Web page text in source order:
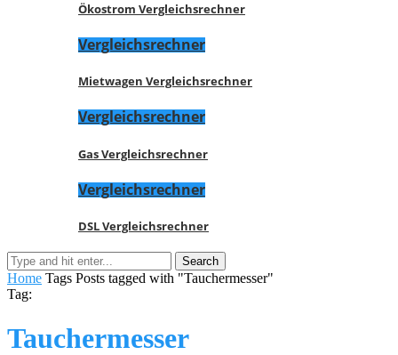
Ökostrom Vergleichsrechner
Vergleichsrechner
Mietwagen Vergleichsrechner
Vergleichsrechner
Gas Vergleichsrechner
Vergleichsrechner
DSL Vergleichsrechner
Home Tags Posts tagged with "Tauchermesser"
Tag:
Tauchermesser